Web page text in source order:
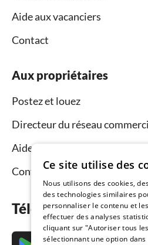
Aide aux vacanciers
Contact
Aux propriétaires
Postez et louez
Directeur du réseau
Aide aux propriétaires
Contact
Téléchargez
Ce site utilise des
Nous utilisons des cookies,
des technologies similaires
personnaliser le contenu et
effectuer des analyses
cliquant sur "Autoriser tous
sélectionnant une option